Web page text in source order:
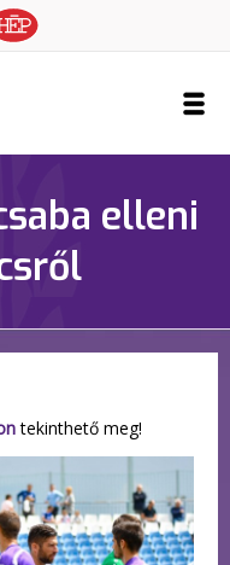
elleni
tekinthető meg!